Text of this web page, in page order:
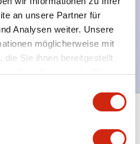
an unsere Partner für
Analysen weiter. Unsere
möglicherweise mit
die Sie ihnen bereitgestellt
Ihrer Nutzung der Dienste
(außer Anzeigeleuchten).
leicht auf Φ22 Flash-